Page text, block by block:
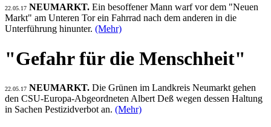
22.05.17 NEUMARKT. Ein besoffener Mann warf vor dem "Neuen
Markt" am Unteren Tor ein Fahrrad nach dem anderen in die
Unterführung hinunter. (Mehr)
"Gefahr für die Menschheit"
22.05.17 NEUMARKT. Die Grünen im Landkreis Neumarkt gehen
den CSU-Europa-Abgeordneten Albert Deß wegen dessen Haltung
in Sachen Pestizidverbot an. (Mehr)